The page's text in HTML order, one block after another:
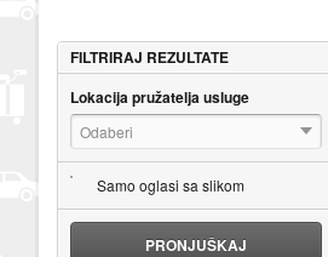
FILTRIRAJ REZULTATE
Lokacija pružatelja usluge
Odaberi
Samo oglasi sa slikom
PRONJUŠKAJ